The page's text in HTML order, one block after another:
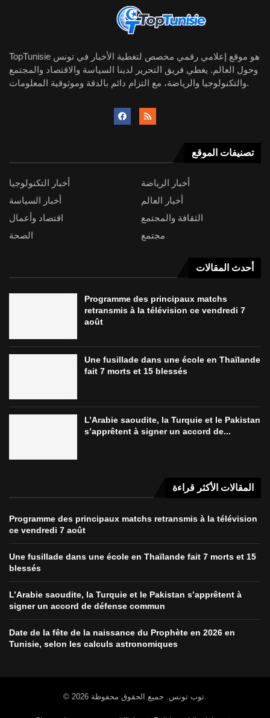
TopTunisie هو موقع إعلامي رقمي مخصص لتغطية الأخبار في تونس
وحول العالم. يغطي فريق التحرير لدينا السياسة والاقتصاد والمجتمع
والتكنولوجيا والرياضة، مع التزام دائم بالدقة وموثوقية المعلومات.
تصنيفات الموقع
أخبار التكنولوجيا
أخبار الرياضة
أخبار السياسة
أخبار العالم
اقتصاد وأعمال
الثقافة والمجتمع
الصحة
مجتمع
أحدث المقالات
Programme des principaux matchs
retransmis à la télévision ce vendredi 7
août
Une fusillade dans une école en Thaïlande
fait 7 morts et 15 blessés
L’Arabie saoudite, la Turquie et le Pakistan
s’apprêtent à signer un accord de...
المقالات الأكثر قراءة
Programme des principaux matchs retransmis à la télévision
ce vendredi 7 août
Une fusillade dans une école en Thaïlande fait 7 morts et 15
blessés
L’Arabie saoudite, la Turquie et le Pakistan s’apprêtent à
signer un accord de défense commun
Date de la fête de la naissance du Prophète en 2026 en
Tunisie, selon les calculs astronomiques
© 2026 توب تونس. جميع الحقوق محفوظة.